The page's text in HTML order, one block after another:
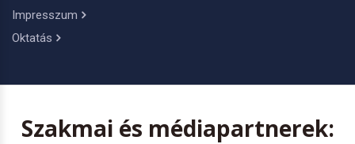
Impresszum
Oktatás
Szakmai és médiapartnerek: